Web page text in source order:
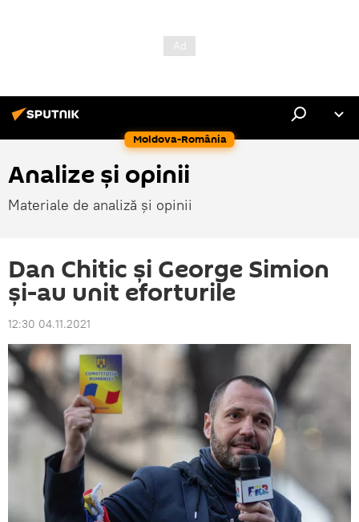
Moldova-România
Analize și opinii
Materiale de analiză și opinii
Dan Chitic și George Simion
și-au unit eforturile
12:30 04.11.2021